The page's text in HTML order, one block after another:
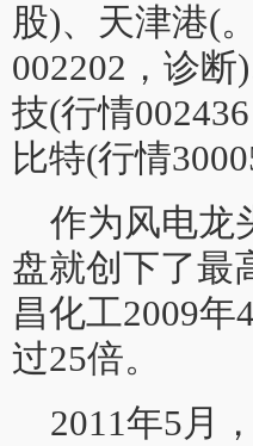
股)、天津港(
002202，诊
技(行情
比特(行情
作为风电龙
盘就创下了最
昌化工2009
过25倍。
2011年5月